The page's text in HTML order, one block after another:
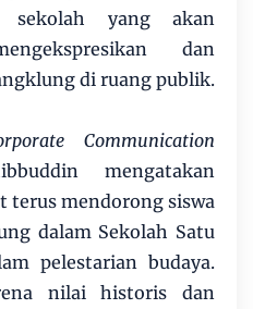
sekolah yang akan
dan
di ruang publik.
Communication
mengatakan
terus mendorong siswa
dalam Sekolah Satu
pelestarian budaya.
nilai historis dan